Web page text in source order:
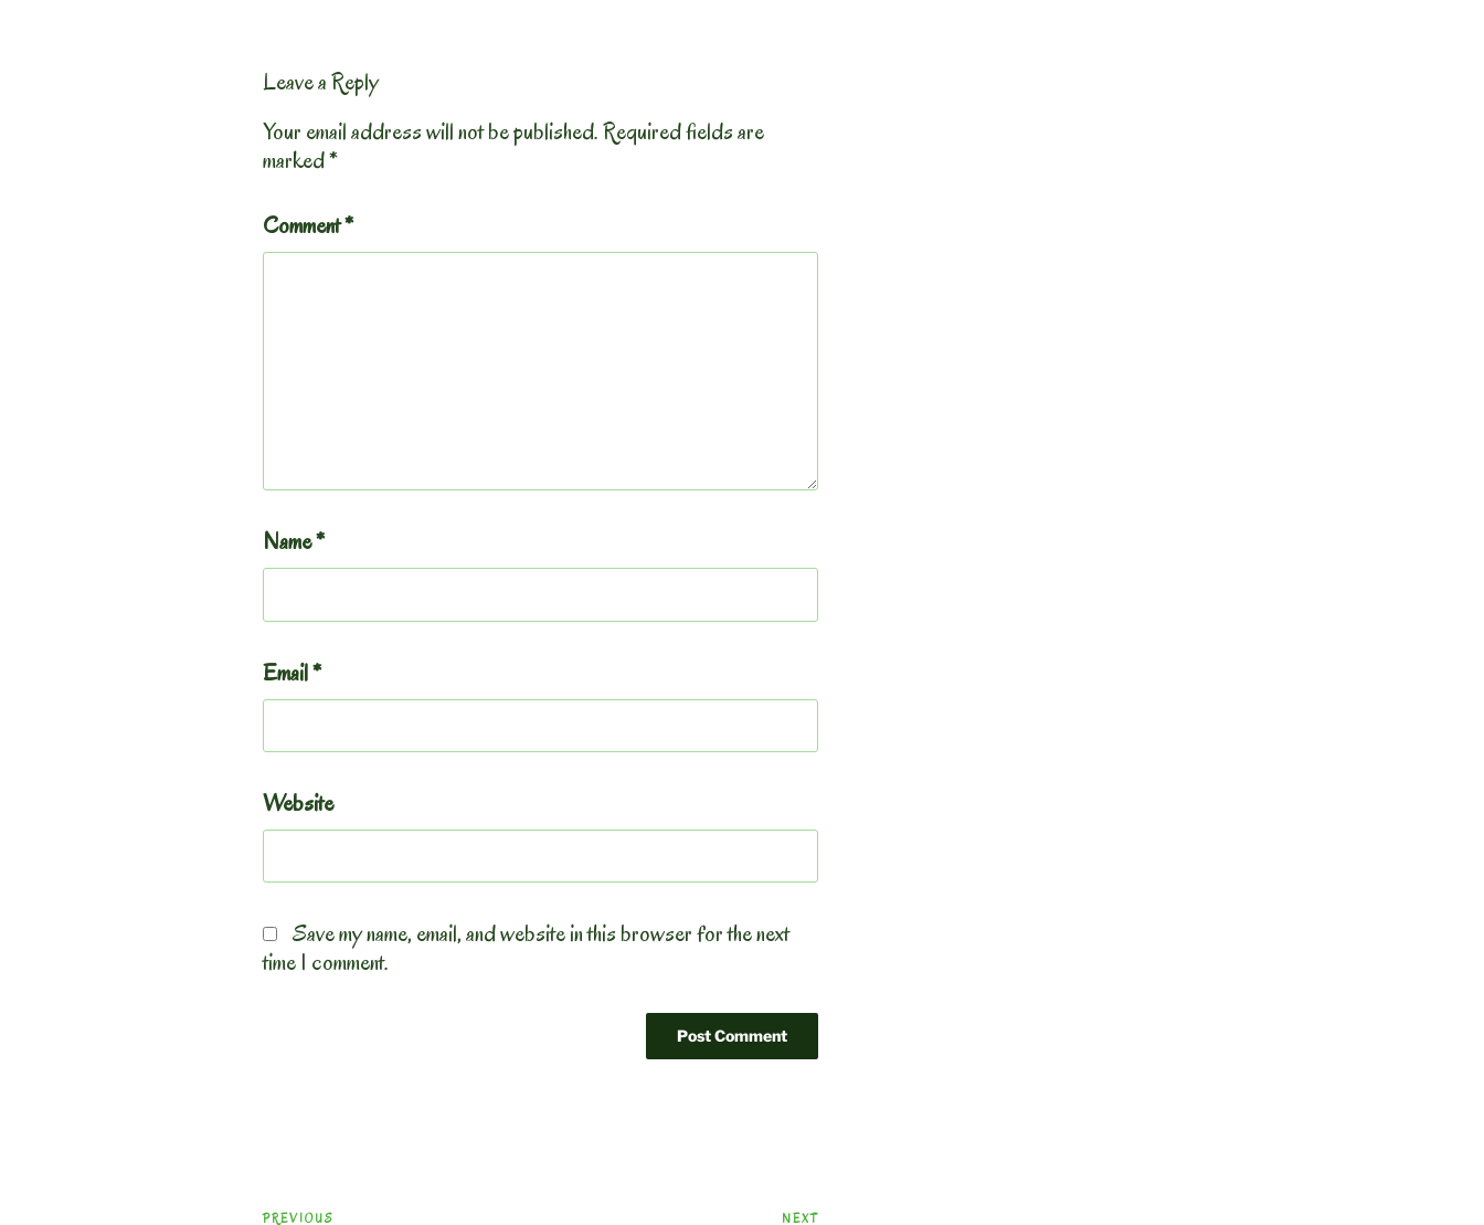
Leave a Reply
Your email address will not be published.Required fields are
marked*
Comment*
Name*
Email*
Website
Save my name, email, and website in this browser for the next
time I comment.
Previous
PREVIOUS Next
NEXT